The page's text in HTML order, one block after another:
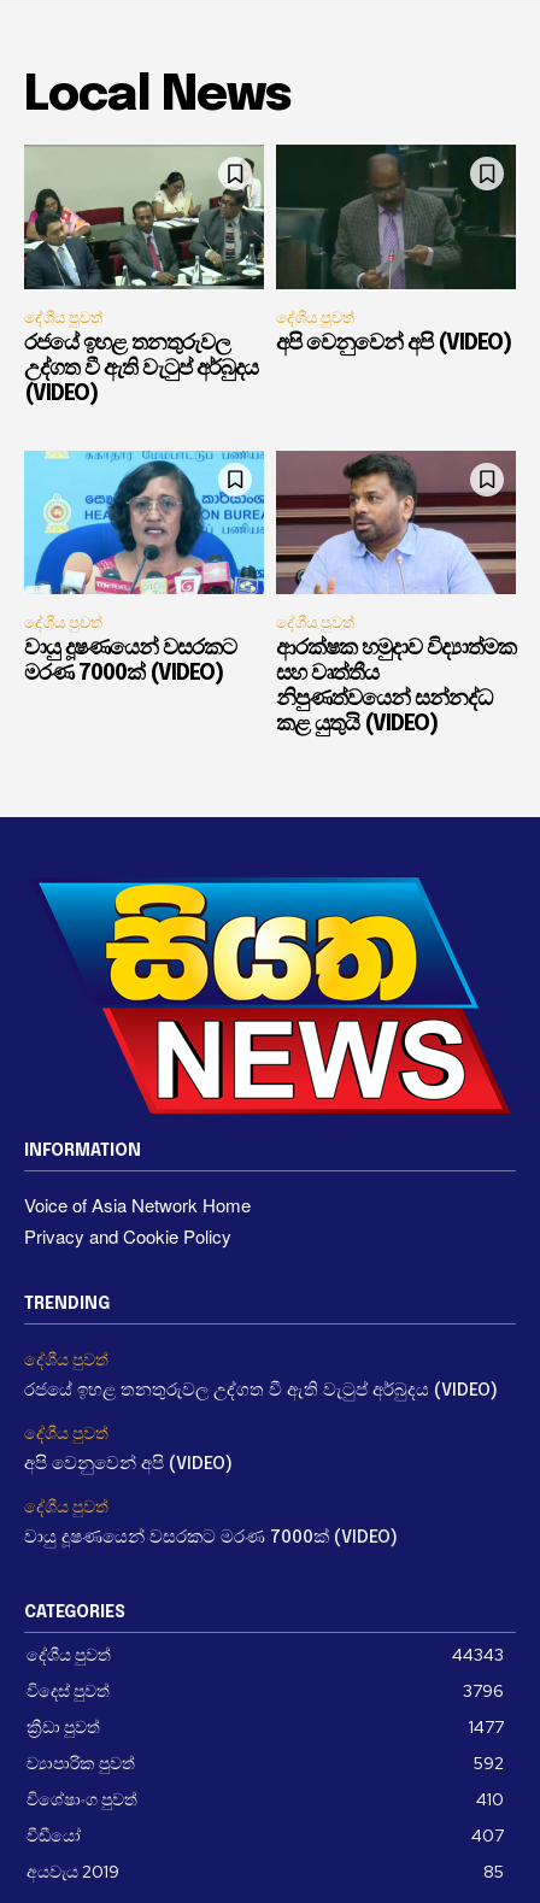
Local News
දේශීය පුවත්
රජයේ ඉහළ තනතුරුවල
උද්ගත වී ඇති වැටුප් අර්බුදය
(VIDEO)
දේශීය පුවත්
අපි වෙනුවෙන් අපි (VIDEO)
දේශීය පුවත්
වායු දූෂණයෙන් වසරකට
මරණ 7000ක් (VIDEO)
දේශීය පුවත්
ආරක්ෂක හමුදාව විද්‍යාත්මක
සහ වෘත්තීය
නිපුණත්වයෙන් සන්නද්ධ
කළ යුතුයි (VIDEO)
INFORMATION
Voice of Asia Network Home
Privacy and Cookie Policy
TRENDING
දේශීය පුවත්
රජයේ ඉහළ තනතුරුවල උද්ගත වී ඇති වැටුප් අර්බුදය (VIDEO)
දේශීය පුවත්
අපි වෙනුවෙන් අපි (VIDEO)
දේශීය පුවත්
වායු දූෂණයෙන් වසරකට මරණ 7000ක් (VIDEO)
CATEGORIES
දේශීය පුවත්
44343
විදෙස් පුවත්
3796
ක්‍රීඩා පුවත්
1477
ව්‍යාපාරික පුවත්
592
විශේෂාංග පුවත්
410
වීඩීයෝ
407
අයවැය 2019
85